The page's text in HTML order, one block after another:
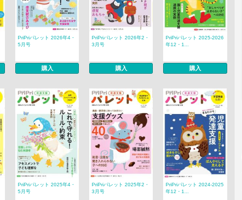
PriPriパレット 2026年4・
5月号
購入
PriPriパレット 2026年2・
3月号
購入
PriPriパレット 2025-2026
年12・1...
購入
PriPriパレット 2025年4・
5月号
PriPriパレット 2025年2・
3月号
PriPriパレット 2024-2025
年12・1...